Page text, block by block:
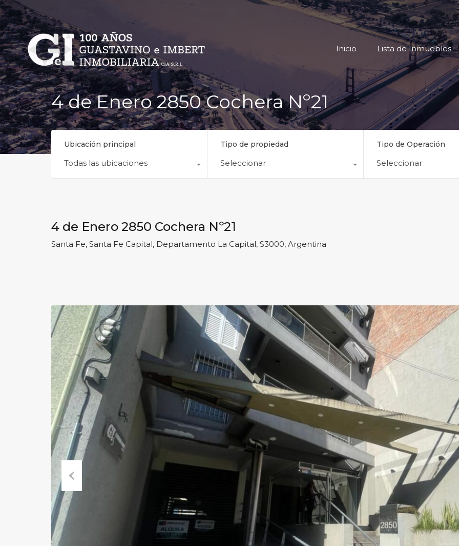
Inicio Lista
Inicio Lista de Inmuebles
4 de Enero 2850 Cochera Nº21
Ubicación principal
Todas las ubicaciones
Tipo de propiedad
Seleccionar
Tipo de Operación
Seleccionar
4 de Enero 2850 Cochera Nº21
Santa Fe, Santa Fe Capital, Departamento La Capital, S3000, Argentina
Previous